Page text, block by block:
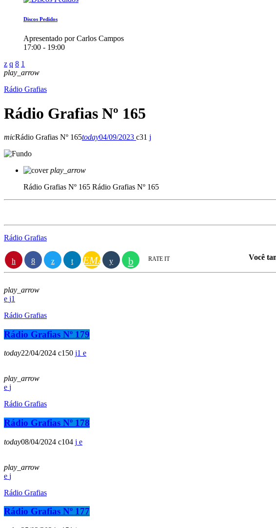
Discos Pedidos
Apresentado por Carlos Campos
17:00 - 19:00
play_arrow
Rádio Grafias
Rádio Grafias Nº 165
micRádio Grafias Nº 165today04/09/2023 31
play_arrow
Rádio Grafias Nº 165 Rádio Grafias Nº 165
Rádio Grafias
EMAIL RATE IT Você
play_arrow
1
Rádio Grafias
Rádio Grafias Nº 179
today22/04/2024 150 1
play_arrow
Rádio Grafias
Rádio Grafias Nº 178
today08/04/2024 104
play_arrow
Rádio Grafias
Rádio Grafias Nº 177